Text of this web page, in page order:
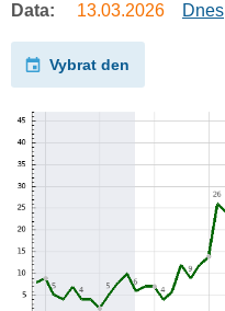
Data: 13.03.2026 Dnes
Vybrat den